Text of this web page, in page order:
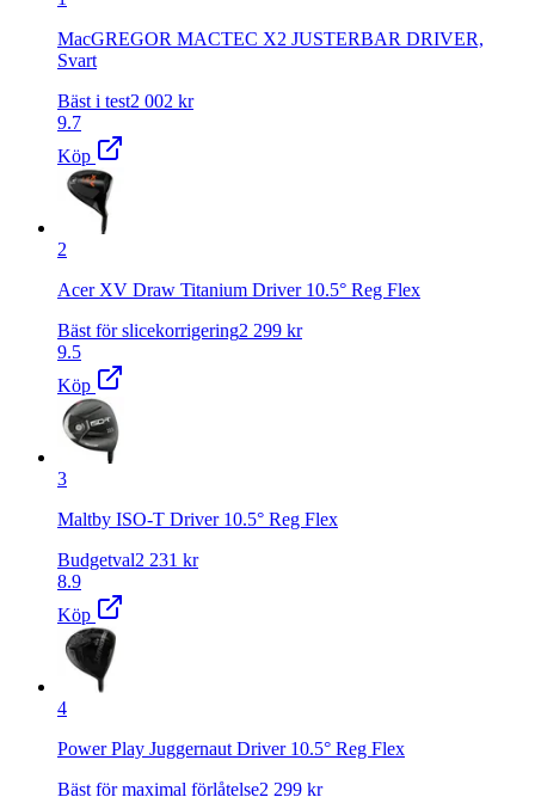
MacGREGOR MACTEC X2 JUSTERBAR DRIVER,
Svart
Bäst i test2 002 kr
9.7
Köp
2
Acer XV Draw Titanium Driver 10.5° Reg Flex
Bäst för slicekorrigering2 299 kr
9.5
Köp
3
Maltby ISO-T Driver 10.5° Reg Flex
Budgetval2 231 kr
8.9
Köp
4
Power Play Juggernaut Driver 10.5° Reg Flex
Bäst för maximal förlåtelse2 299 kr